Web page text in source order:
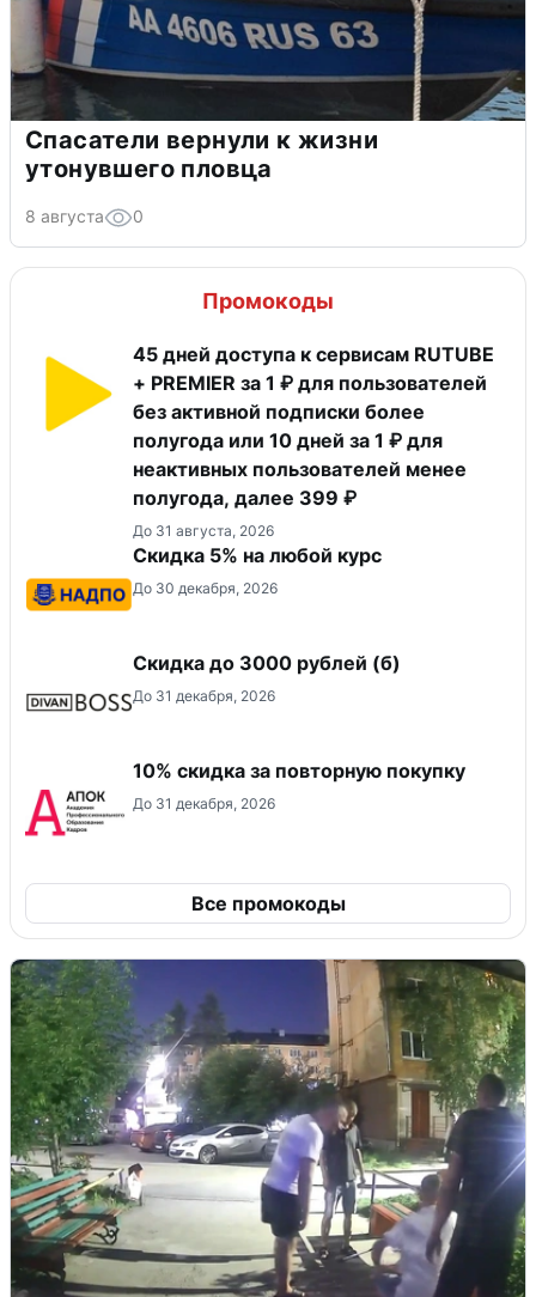
Спасатели вернули к жизни
утонувшего пловца
8 августа 0
Промокоды
45 дней доступа к сервисам RUTUBE
+ PREMIER за 1 ₽ для пользователей
без активной подписки более
полугода или 10 дней за 1 ₽ для
неактивных пользователей менее
полугода, далее 399 ₽
До 31 августа, 2026
Скидка 5% на любой курс
До 30 декабря, 2026
Скидка до 3000 рублей (б)
До 31 декабря, 2026
10% скидка за повторную покупку
До 31 декабря, 2026
Все промокоды